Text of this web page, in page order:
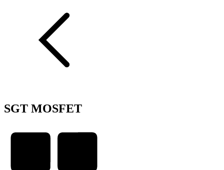
SGT MOSFET